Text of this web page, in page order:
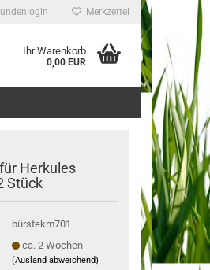
Merkzettel
Ihr Warenkorb
0,00 EUR
Her­ku­les
Stück
bürstekm701
ca. 2 Wochen
(Ausland abweichend)